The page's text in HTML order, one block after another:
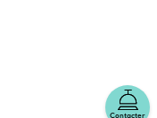
Contacter